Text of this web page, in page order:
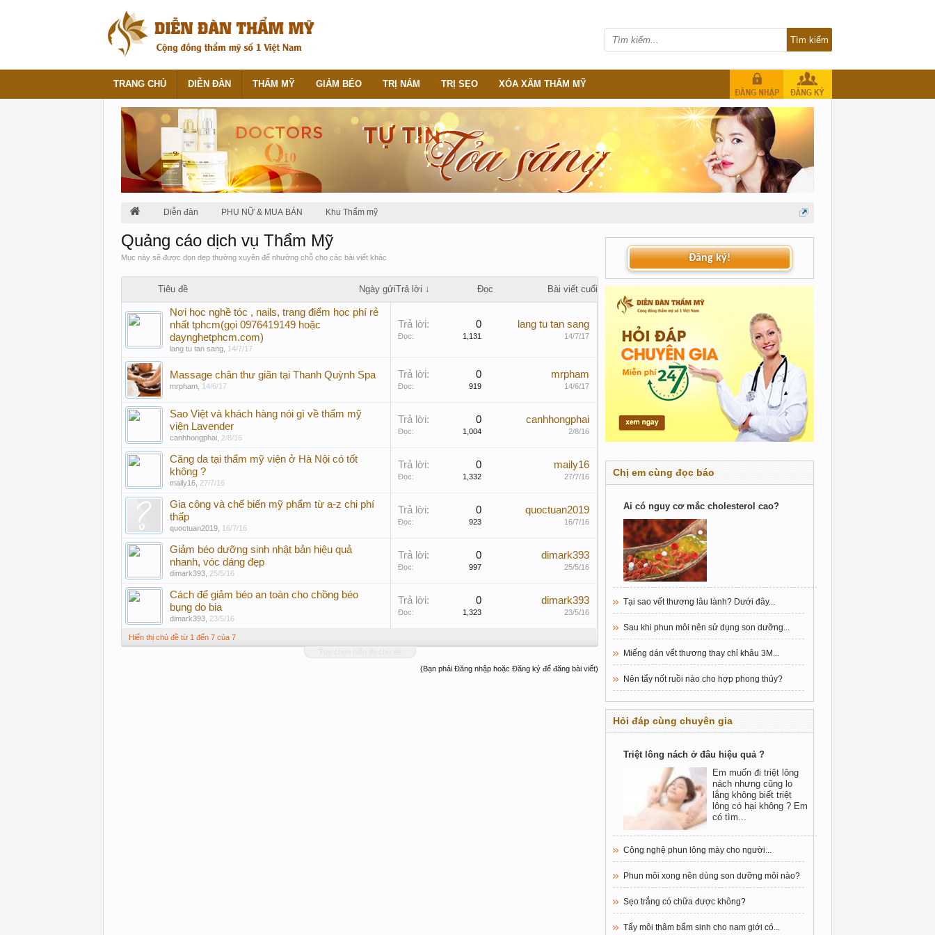
Diễn đàn PHỤ NỮ & MUA BÁN Khu Thẩm mỹ
Quảng cáo dịch vụ Thẩm Mỹ
Mục này sẽ được dọn dẹp thường xuyên để nhường chỗ cho các bài viết khác
Tiêu đề Ngày gửiTrả lời ↓ Đọc Bài viết cuối
Nơi học nghề tóc , nails, trang điểm học phí rẻ
nhất tphcm(gọi 0976419149 hoặc
daynghetphcm.com)
lang tu tan sang 14/7/17
Trả lời: 0
Đọc: 1,131
lang tu tan sang
14/7/17
Massage chân thư giãn tại Thanh Quỳnh Spa
mrpham 14/6/17
Trả lời: 0
Đọc: 919
mrpham
14/6/17
Sao Việt và khách hàng nói gì về thẩm mỹ
viện Lavender
canhhongphai 2/8/16
Trả lời: 0
Đọc: 1,004
canhhongphai
2/8/16
Căng da tại thẩm mỹ viện ở Hà Nội có tốt
không ?
maily16 27/7/16
Trả lời: 0
Đọc: 1,332
maily16
27/7/16
Gia công và chế biến mỹ phẩm từ a-z chi phí
thấp
quoctuan2019 16/7/16
Trả lời: 0
Đọc: 923
quoctuan2019
16/7/16
Giảm béo dưỡng sinh nhật bản hiệu quả
nhanh, vóc dáng đẹp
dimark393 25/5/16
Trả lời: 0
Đọc: 997
dimark393
25/5/16
Cách để giảm béo an toàn cho chồng béo
bụng do bia
dimark393 23/5/16
Trả lời: 0
Đọc: 1,323
dimark393
23/5/16
Hiển thị chủ đề từ 1 đến 7 của 7
(Bạn phải Đăng nhập hoặc Đăng ký để đăng bài viết)
Đăng ký!
Chị em cùng đọc báo
Ai có nguy cơ mắc cholesterol cao?
Tại sao vết thương lâu lành? Dưới đây...
Sau khi phun môi nên sử dụng son dưỡng...
Miếng dán vết thương thay chỉ khâu 3M...
Nên tẩy nốt ruồi nào cho hợp phong thủy?
Hỏi đáp cùng chuyên gia
Triệt lông nách ở đâu hiệu quả ?
Em muốn đi triệt lông
nách nhưng cũng lo
lắng không biết triệt
lông có hại không ? Em
có tìm...
Công nghệ phun lông mày cho người...
Phun môi xong nên dùng son dưỡng môi nào?
Sẹo trắng có chữa được không?
Tẩy môi thâm bẩm sinh cho nam giới có...
TRANG CHỦ DIỄN ĐÀN THẨM MỸ GIẢM BÉO TRỊ NÁM TRỊ SẸO XÓA XĂM THẨM MỸ